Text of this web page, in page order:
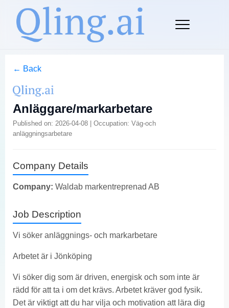
← Back
Anläggare/markarbetare
Published on: 2026-04-08 | Occupation: Väg-och
anläggningsarbetare
Company Details
Company: Waldab markentreprenad AB
Job Description
Vi söker anläggnings- och markarbetare
Arbetet är i Jönköping
Vi söker dig som är driven, energisk och som inte är
rädd för att ta i om det krävs. Arbetet kräver god fysik.
Det är viktigt att du har vilja och motivation att lära dig